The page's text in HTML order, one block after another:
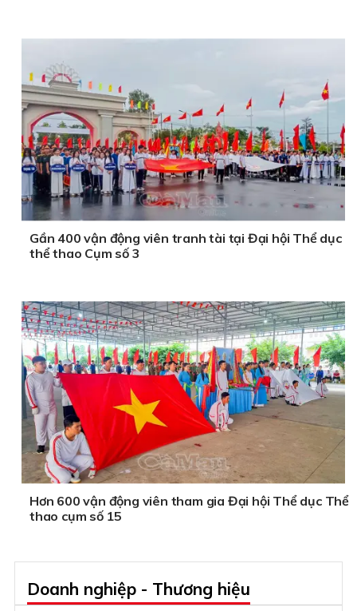
Gần 400 vận động viên tranh tài tại Đại hội Thể dục
thể thao Cụm số 3
Hơn 600 vận động viên tham gia Đại hội Thể dục Thể
thao cụm số 15
Doanh nghiệp - Thương hiệu